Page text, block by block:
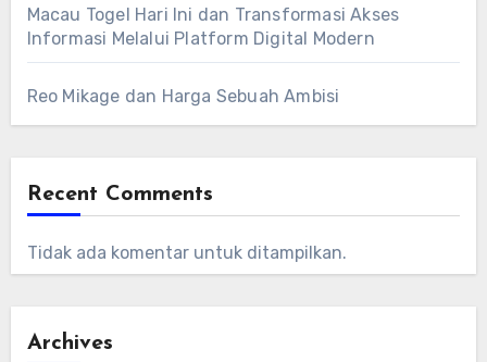
Macau Togel Hari Ini dan Transformasi Akses
Informasi Melalui Platform Digital Modern
Reo Mikage dan Harga Sebuah Ambisi
Recent Comments
Tidak ada komentar untuk ditampilkan.
Archives